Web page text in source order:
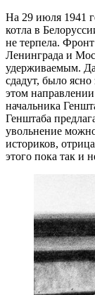
На 29 июля 1941
котла в
не терпела.
Ленинграда и
удерживаемым.
сдадут, было
этом
начальника
Генштаба
увольнение
историков,
этого пока так и